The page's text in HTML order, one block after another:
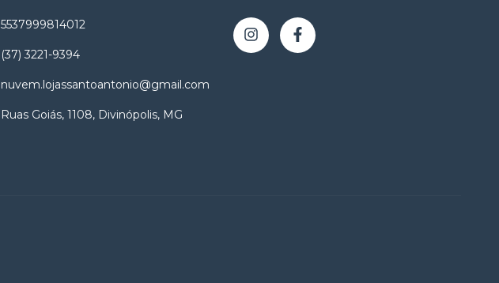
5537999814012
(37) 3221-9394
nuvem.lojassantoantonio@gmail.com
Ruas Goiás, 1108, Divinópolis, MG